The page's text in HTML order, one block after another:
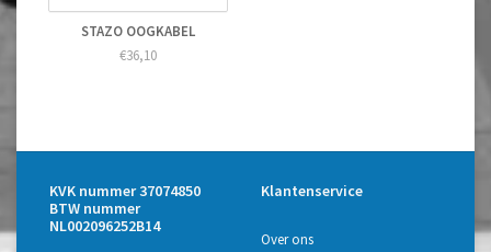
STAZO OOGKABEL
€36,10
KVK nummer 37074850
BTW nummer
NL002096252B14
Klantenservice
Over ons